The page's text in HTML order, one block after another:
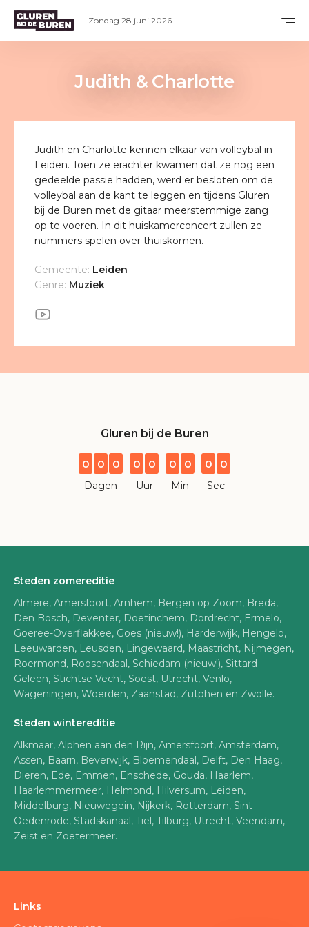
Judith & Charlotte
Judith en Charlotte kennen elkaar van volleybal in
Leiden. Toen ze erachter kwamen dat ze nog een
gedeelde passie hadden, werd er besloten om de
volleybal aan de kant te leggen en tijdens Gluren
bij de Buren met de gitaar meerstemmige zang
op te voeren. In dit huiskamerconcert zullen ze
nummers spelen over thuiskomen.
Gemeente: Leiden
Genre: Muziek
Gluren bij de Buren
0 0 0
Dagen
0 0
Uur
0 0
Min
0 0
Sec
Steden zomereditie
Almere, Amersfoort, Arnhem, Bergen op Zoom, Breda,
Den Bosch, Deventer, Doetinchem, Dordrecht, Ermelo,
Goeree-Overflakkee, Goes (nieuw!), Harderwijk, Hengelo,
Leeuwarden, Leusden, Lingewaard, Maastricht, Nijmegen,
Roermond, Roosendaal, Schiedam (nieuw!), Sittard-
Geleen, Stichtse Vecht, Soest, Utrecht, Venlo,
Wageningen, Woerden, Zaanstad, Zutphen en Zwolle.
Steden wintereditie
Alkmaar, Alphen aan den Rijn, Amersfoort, Amsterdam,
Assen, Baarn, Beverwijk, Bloemendaal, Delft, Den Haag,
Dieren, Ede, Emmen, Enschede, Gouda, Haarlem,
Haarlemmermeer, Helmond, Hilversum, Leiden,
Middelburg, Nieuwegein, Nijkerk, Rotterdam, Sint-
Oedenrode, Stadskanaal, Tiel, Tilburg, Utrecht, Veendam,
Zeist en Zoetermeer.
Links
Zondag 28 juni 2026